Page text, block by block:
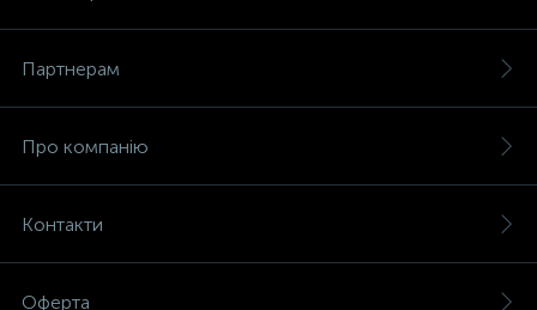
Партнерам
Про компанію
Контакти
Оферта